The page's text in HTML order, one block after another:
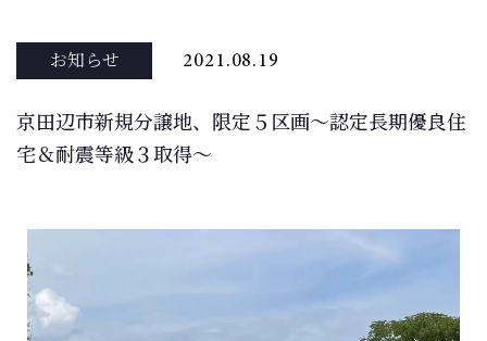
お知らせ 2021.08.19
京田辺市新規分譲地、限定５区画～認定長期優良住
宅＆耐震等級３取得～